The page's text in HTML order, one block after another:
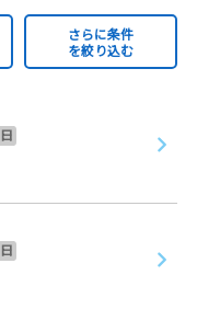
さらに条件
を絞り込む
日
日